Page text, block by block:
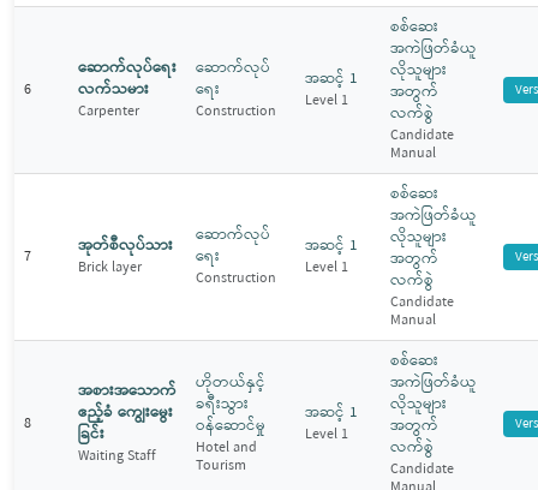
6
ဆောက်လုပ်ရေး
လက်သမား
Carpenter
ဆောက်လုပ်
ရေး
Construction
အဆင့် 1
Level 1
စစ်ဆေး
အကဲဖြတ်ခံယူ
လိုသူများ
အတွက်
လက်စွဲ
Candidate
Manual
7 အုတ်စီလုပ်သား
Brick layer
ဆောက်လုပ်
ရေး
Construction
အဆင့် 1
Level 1
စစ်ဆေး
အကဲဖြတ်ခံယူ
လိုသူများ
အတွက်
လက်စွဲ
Candidate
Manual
8
အစားအသောက်
ဧည့်ခံ ကျွေးမွေး
ခြင်း
Waiting Staff
ဟိုတယ်နှင့်
ခရီးသွား
ဝန်ဆောင်မှု
Hotel and
Tourism
အဆင့် 1
Level 1
စစ်ဆေး
အကဲဖြတ်ခံယူ
လိုသူများ
အတွက်
လက်စွဲ
Candidate